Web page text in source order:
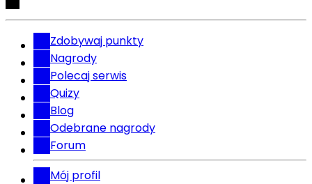
Zdobywaj punkty
Nagrody
Polecaj serwis
Quizy
Blog
Odebrane nagrody
Forum
Mój profil